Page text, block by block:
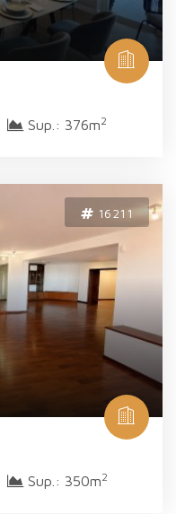
Sup.: 376m2
16211
Sup.: 350m2